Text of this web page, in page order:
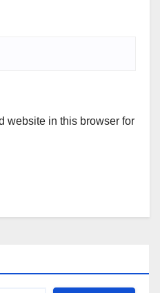
website in this browser for